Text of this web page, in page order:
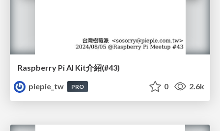
Raspberry Pi AI Kit介紹(#43)
piepie_tw
PRO 0 2.6k